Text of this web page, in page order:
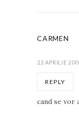
CARMEN
22 APRILIE
REPLY
cand se vor